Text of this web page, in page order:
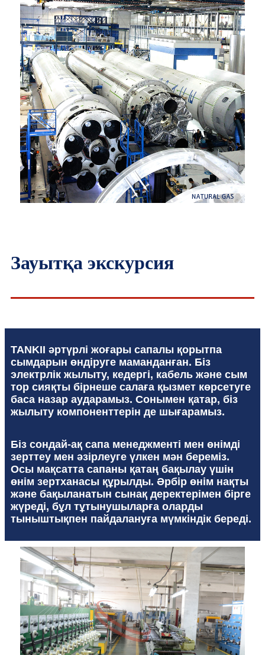
Зауытқа экскурсия
TANKII әртүрлі жоғары сапалы қорытпа
сымдарын өндіруге маманданған. Біз
электрлік жылыту, кедергі, кабель және сым
тор сияқты бірнеше салаға қызмет көрсетуге
баса назар аударамыз. Сонымен қатар, біз
жылыту компоненттерін де шығарамыз.
Біз сондай-ақ сапа менеджменті мен өнімді
зерттеу мен әзірлеуге үлкен мән береміз.
Осы мақсатта сапаны қатаң бақылау үшін
өнім зертханасы құрылды. Әрбір өнім нақты
және бақыланатын сынақ деректерімен бірге
жүреді, бұл тұтынушыларға оларды
тыныштықпен пайдалануға мүмкіндік береді.